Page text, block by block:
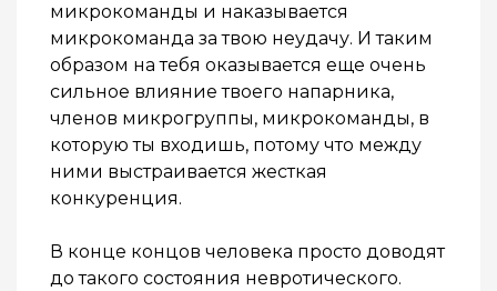
микрокоманды и наказывается
микрокоманда за твою неудачу. И таким
образом на тебя оказывается еще очень
сильное влияние твоего напарника,
членов микрогруппы, микрокоманды, в
которую ты входишь, потому что между
ними выстраивается жесткая
конкуренция.
В конце концов человека просто доводят
до такого состояния невротического.